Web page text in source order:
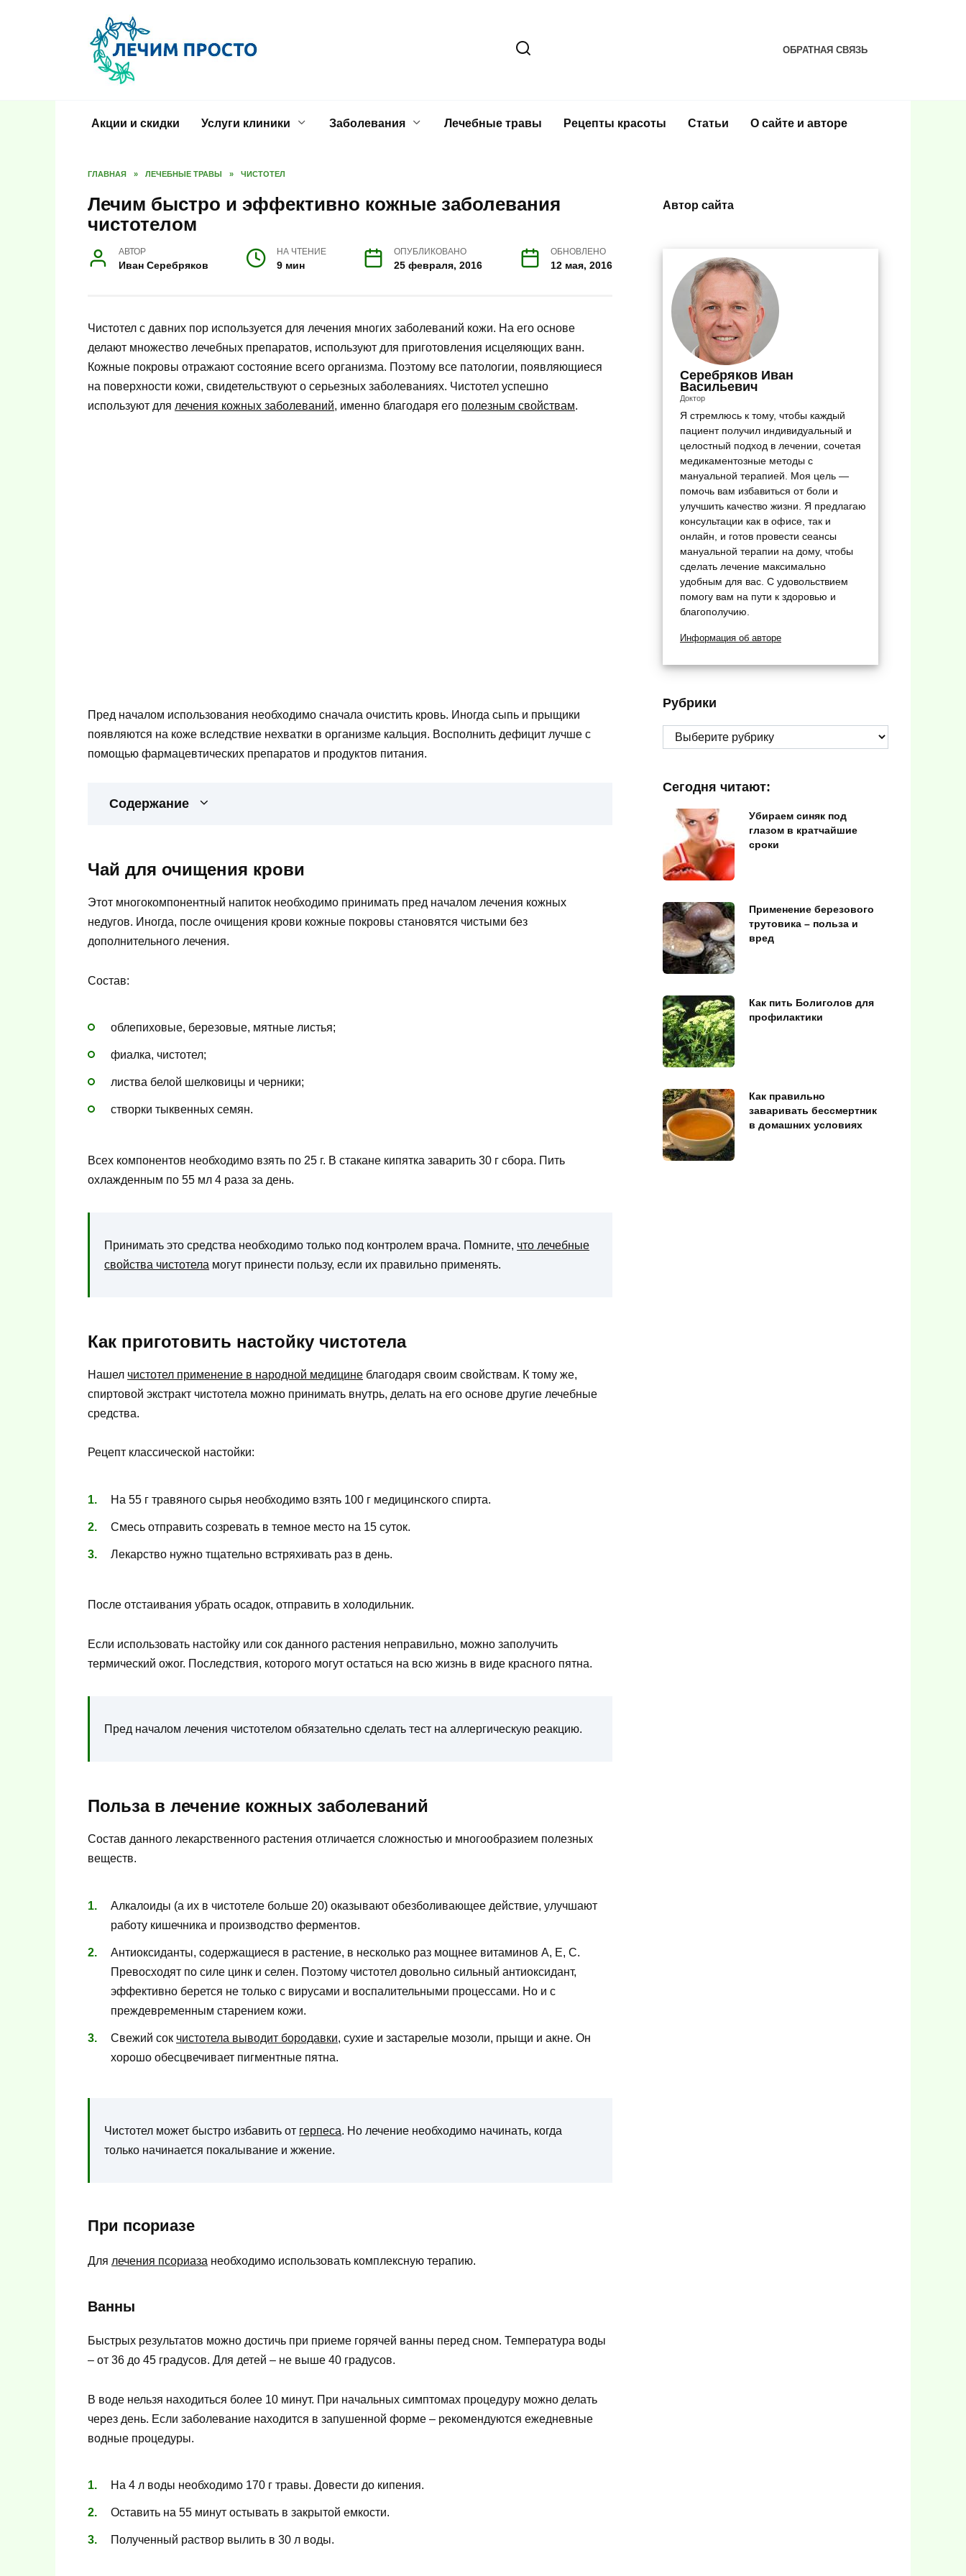
ОБРАТНАЯ СВЯЗЬ
Акции и скидки Услуги клиники Заболевания Лечебные травы Рецепты красоты Статьи О сайте и авторе
ГЛАВНАЯ » ЛЕЧЕБНЫЕ ТРАВЫ » ЧИСТОТЕЛ
Лечим быстро и эффективно кожные заболевания
чистотелом
АВТОР
Иван Серебряков
НА ЧТЕНИЕ
9 мин
ОПУБЛИКОВАНО
25 февраля, 2016
ОБНОВЛЕНО
12 мая, 2016
Чистотел с давних пор используется для лечения многих заболеваний кожи. На его основе
делают множество лечебных препаратов, используют для приготовления исцеляющих ванн.
Кожные покровы отражают состояние всего организма. Поэтому все патологии, появляющиеся
на поверхности кожи, свидетельствуют о серьезных заболеваниях. Чистотел успешно
используют для лечения кожных заболеваний, именно благодаря его полезным свойствам.
Пред началом использования необходимо сначала очистить кровь. Иногда сыпь и прыщики
появляются на коже вследствие нехватки в организме кальция. Восполнить дефицит лучше с
помощью фармацевтических препаратов и продуктов питания.
Содержание
Чай для очищения крови
Этот многокомпонентный напиток необходимо принимать пред началом лечения кожных
недугов. Иногда, после очищения крови кожные покровы становятся чистыми без
дополнительного лечения.
Состав:
облепиховые, березовые, мятные листья;
фиалка, чистотел;
листва белой шелковицы и черники;
створки тыквенных семян.
Всех компонентов необходимо взять по 25 г. В стакане кипятка заварить 30 г сбора. Пить
охлажденным по 55 мл 4 раза за день.
Принимать это средства необходимо только под контролем врача. Помните, что лечебные
свойства чистотела могут принести пользу, если их правильно применять.
Как приготовить настойку чистотела
Нашел чистотел применение в народной медицине благодаря своим свойствам. К тому же,
спиртовой экстракт чистотела можно принимать внутрь, делать на его основе другие лечебные
средства.
Рецепт классической настойки:
На 55 г травяного сырья необходимо взять 100 г медицинского спирта.
Смесь отправить созревать в темное место на 15 суток.
Лекарство нужно тщательно встряхивать раз в день.
После отстаивания убрать осадок, отправить в холодильник.
Если использовать настойку или сок данного растения неправильно, можно заполучить
термический ожог. Последствия, которого могут остаться на всю жизнь в виде красного пятна.
Пред началом лечения чистотелом обязательно сделать тест на аллергическую реакцию.
Польза в лечение кожных заболеваний
Состав данного лекарственного растения отличается сложностью и многообразием полезных
веществ.
Алкалоиды (а их в чистотеле больше 20) оказывают обезболивающее действие, улучшают
работу кишечника и производство ферментов.
Антиоксиданты, содержащиеся в растение, в несколько раз мощнее витаминов A, E, C.
Превосходят по силе цинк и селен. Поэтому чистотел довольно сильный антиоксидант,
эффективно берется не только с вирусами и воспалительными процессами. Но и с
преждевременным старением кожи.
Свежий сок чистотела выводит бородавки, сухие и застарелые мозоли, прыщи и акне. Он
хорошо обесцвечивает пигментные пятна.
Чистотел может быстро избавить от герпеса. Но лечение необходимо начинать, когда
только начинается покалывание и жжение.
При псориазе
Для лечения псориаза необходимо использовать комплексную терапию.
Ванны
Быстрых результатов можно достичь при приеме горячей ванны перед сном. Температура воды
– от 36 до 45 градусов. Для детей – не выше 40 градусов.
В воде нельзя находиться более 10 минут. При начальных симптомах процедуру можно делать
через день. Если заболевание находится в запушенной форме – рекомендуются ежедневные
водные процедуры.
На 4 л воды необходимо 170 г травы. Довести до кипения.
Оставить на 55 минут остывать в закрытой емкости.
Полученный раствор вылить в 30 л воды.
Автор сайта
Серебряков Иван
Васильевич
Доктор
Я стремлюсь к тому, чтобы каждый
пациент получил индивидуальный и
целостный подход в лечении, сочетая
медикаментозные методы с
мануальной терапией. Моя цель —
помочь вам избавиться от боли и
улучшить качество жизни. Я предлагаю
консультации как в офисе, так и
онлайн, и готов провести сеансы
мануальной терапии на дому, чтобы
сделать лечение максимально
удобным для вас. С удовольствием
помогу вам на пути к здоровью и
благополучию.
Информация об авторе
Рубрики
Рубрики
Сегодня читают:
Убираем синяк под
глазом в кратчайшие
сроки
Применение березового
трутовика – польза и
вред
Как пить Болиголов для
профилактики
Как правильно
заваривать бессмертник
в домашних условиях